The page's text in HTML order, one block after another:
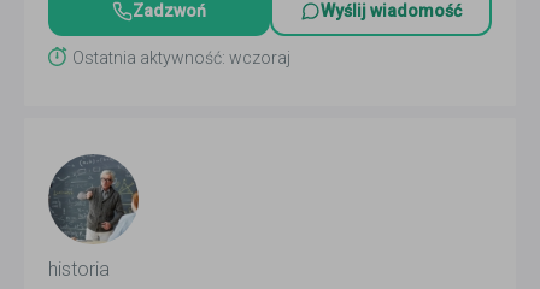
Zadzwoń Wyślij wiadomość
Ostatnia aktywność: wczoraj
historia